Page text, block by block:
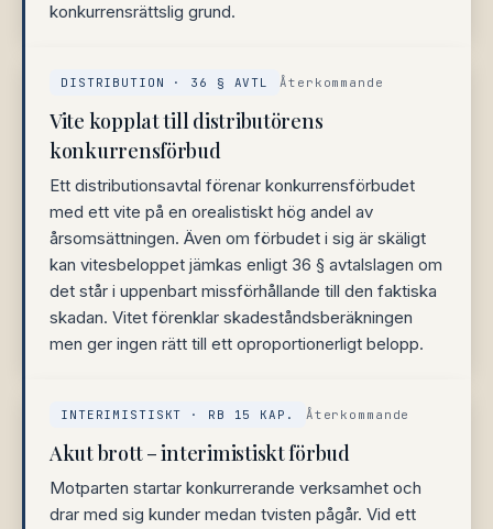
konkurrensrättslig grund.
DISTRIBUTION · 36 § AVTL Återkommande
Vite kopplat till distributörens
konkurrensförbud
Ett distributionsavtal förenar konkurrensförbudet
med ett vite på en orealistiskt hög andel av
årsomsättningen. Även om förbudet i sig är skäligt
kan vitesbeloppet jämkas enligt 36 § avtalslagen om
det står i uppenbart missförhållande till den faktiska
skadan. Vitet förenklar skadeståndsberäkningen
men ger ingen rätt till ett oproportionerligt belopp.
INTERIMISTISKT · RB 15 KAP. Återkommande
Akut brott – interimistiskt förbud
Motparten startar konkurrerande verksamhet och
drar med sig kunder medan tvisten pågår. Vid ett